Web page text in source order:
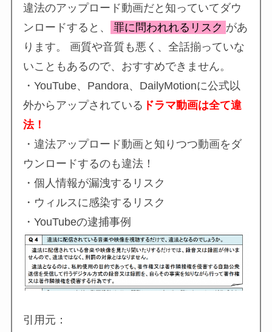
違法のアップロード動画だと知っていてダウ
ンロードすると、
罪に問われれるリスク があ
ります。 画質や音質も悪く、全話揃っていな
いこともあるので、おすすめできません。
・YouTube、Pandora、DailyMotionに公式以
外からアップされている ドラマ動画は全て違
法！
・違法アップロード動画と知りつつ動画をダ
ウンロードするのも違法！
・個人情報が漏洩するリスク
・ウィルスに感染するリスク
・YouTubeの逮捕事例
引用元：